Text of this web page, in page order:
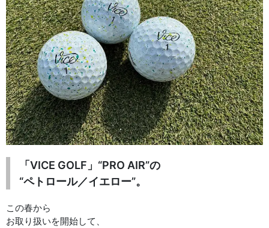
「VICE GOLF」“PRO AIR”の
“ペトロール／イエロー”。
この春から
お取り扱いを開始して、
お知らせを受け取る
いつでもメール内のリンクから配信停止できます